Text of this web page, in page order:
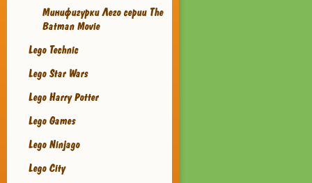
Минифигурки Лего серии The
Batman Movie
Lego Technic
Lego Star Wars
Lego Harry Potter
Lego Games
Lego Ninjago
Lego City